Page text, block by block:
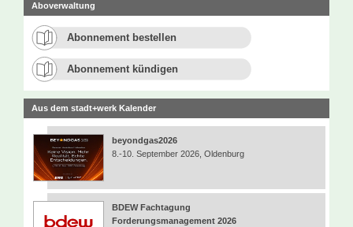
Aboverwaltung
Abonnement bestellen
Abonnement kündigen
Aus dem stadt+werk Kalender
beyondgas2026
8.-10. September 2026, Oldenburg
BDEW Fachtagung
Forderungsmanagement 2026